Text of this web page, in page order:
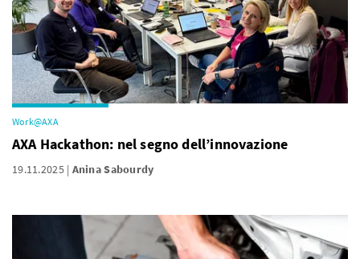
Work@AXA
AXA Hackathon: nel segno dell’innovazione
19.11.2025 Anina Sabourdy